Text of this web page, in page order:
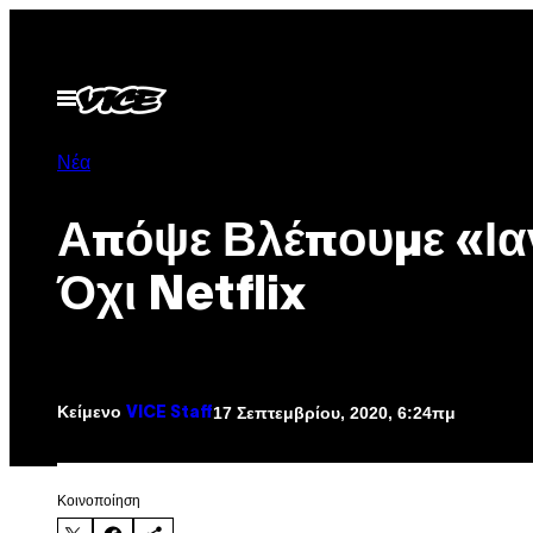
περιεχόμενο
Ανοίξτε
το
Νέα
Απόψε Βλέπουμε
Όχι Netflix
Κείμενο VICE Staff17 Σεπτεμβρίου, 2020, 6:24πμ
Kοινοποίηση